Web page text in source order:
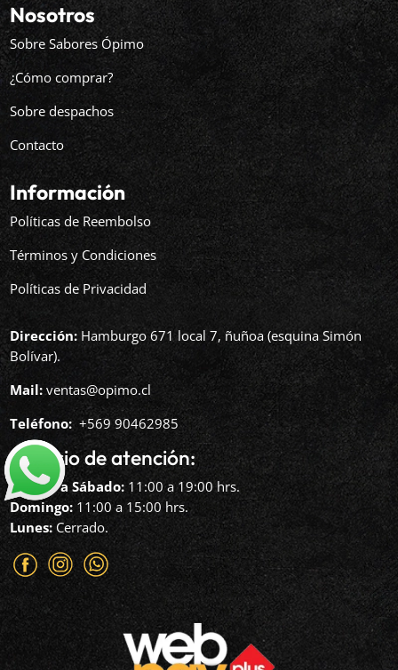
Nosotros
Sobre Sabores Ópimo
¿Cómo comprar?
Sobre despachos
Contacto
Información
Políticas de Reembolso
Términos y Condiciones
Políticas de Privacidad
Dirección: Hamburgo 671 local 7, ñuñoa (esquina Simón
Bolívar).
Mail: ventas@opimo.cl
Teléfono: ‪+569 90462985‬
Horario de atención:
Martes a Sábado: 11:00 a 19:00 hrs.
Domingo: 11:00 a 15:00 hrs.
Lunes: Cerrado.